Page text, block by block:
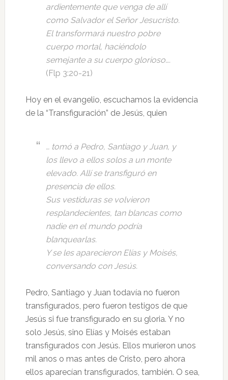
ardientemente que venga de allí
como Salvador el Señor Jesucristo.
El transformará nuestro pobre
cuerpo mortal, haciéndolo
semejante a su cuerpo glorioso….
(Flp 3:20-21)
Hoy en el evangelio, escuchamos la evidencia
de la “Transfiguración” de Jesús, quien
… tomó a Pedro, Santiago y Juan, y
los llevo a ellos solos a un monte
elevado. Allí se transfiguró en
presencia de ellos.
Sus vestiduras se volvieron
resplandecientes, tan blancas como
nadie en el mundo podría
blanquearlas.
Y se les aparecieron Elías y Moisés,
conversando con Jesús.
Pedro, Santiago y Juan todavía no fueron
transfigurados, pero fueron testigos de que
Jesús si fue transfigurado en su gloria. Y no
solo Jesús, sino Elías y Moisés estaban
transfigurados con Jesús. Ellos murieron unos
mil anos o mas antes de Cristo, pero ahora
ellos aparecían transfigurados, también. O sea,